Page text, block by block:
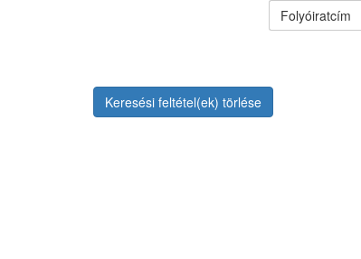
Folyóiratcím
Keresési feltétel(ek) törlése